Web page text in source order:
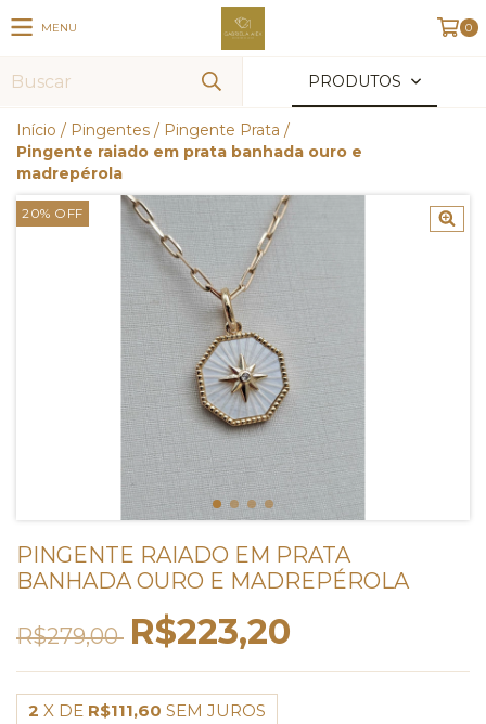
MENU 0
PRODUTOS
Início / Pingentes / Pingente Prata /
Pingente raiado em prata banhada ouro e
madrepérola
20% OFF
PINGENTE RAIADO EM PRATA
BANHADA OURO E MADREPÉROLA
R$279,00 R$223,20
2 X DE R$111,60 SEM JUROS